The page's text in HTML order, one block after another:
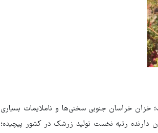
خراسان جنوبی سختی‌ها و ناملایمات بسیاری
دارنده رتبه نخست تولید زرشک در کشور پیچیده؛